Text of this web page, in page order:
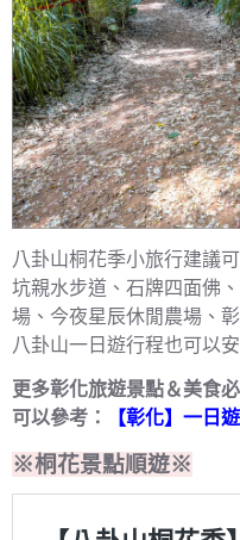
八卦山桐花季小旅行建議
坑親水步道、石牌四面佛
場、今夜星辰休閒農場、
八卦山一日遊行程也可以
更多彰化旅遊景點＆美食
可以參考：
【彰化】一日
※桐花景點順遊※